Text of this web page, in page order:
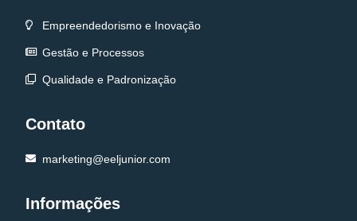
Empreendedorismo e Inovação
Gestão e Processos
Qualidade e Padronização
Contato
marketing@eeljunior.com
Informações